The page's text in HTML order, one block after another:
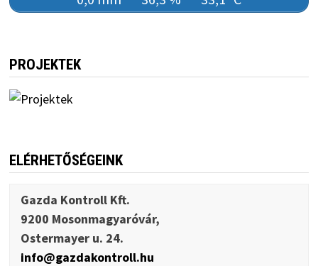
PROJEKTEK
ELÉRHETŐSÉGEINK
Gazda Kontroll Kft.
9200 Mosonmagyaróvár,
Ostermayer u. 24.
info@gazdakontroll.hu